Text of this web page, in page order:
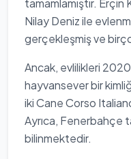
tamamlamıştır. Erçin
Nilay Deniz ile
gerçekleşmiş ve
Ancak, evlilikleri 2020
hayvansever bir
iki Cane Corso
Ayrıca, Fenerbahçe
bilinmektedir.